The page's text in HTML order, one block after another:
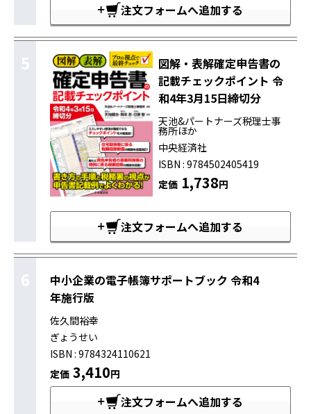
注文フォームへ追加する
5
図解・表解確定申告書の
記載チェックポイント 令
和4年3月15日締切分
天池&パートナーズ税理士事
務所ほか
中央経済社
ISBN : 9784502405419
定価1,738円
注文フォームへ追加する
6
中小企業の電子帳簿サポートブック 令和4
年施行版
佐久間裕幸
ぎょうせい
ISBN : 9784324110621
定価 3,410円
注文フォームへ追加する